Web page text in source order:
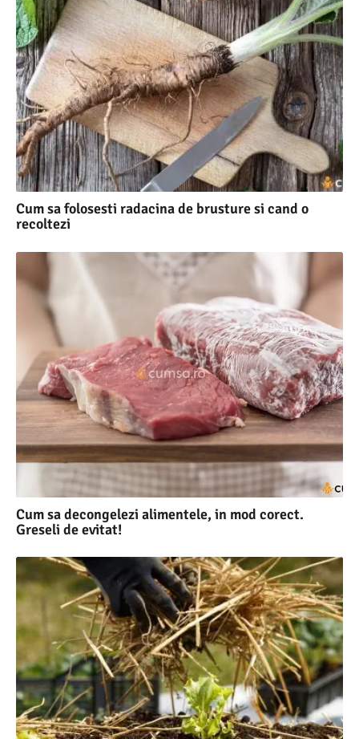
Cum sa folosesti radacina de brusture si cand o
recoltezi
Cum sa decongelezi alimentele, in mod corect.
Greseli de evitat!